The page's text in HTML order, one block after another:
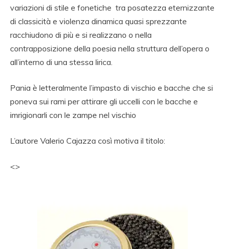
variazioni di stile e fonetiche tra posatezza eternizzante
di classicità e violenza dinamica quasi sprezzante
racchiudono di più e si realizzano o nella
contrapposizione della poesia nella struttura dell’opera o
all’interno di una stessa lirica.
Pania è letteralmente l’impasto di vischio e bacche che si
poneva sui rami per attirare gli uccelli con le bacche e
imrigionarli con le zampe nel vischio
L’autore Valerio Cajazza così motiva il titolo:
<>